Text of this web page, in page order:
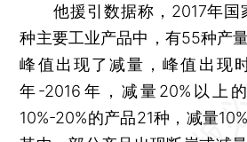
他援引数据称，2017年国
种主要工业产品中，有55种产
峰值出现了减量，峰值出现
年-2016年，减量20%以上
10%-20%的产品21种，减量